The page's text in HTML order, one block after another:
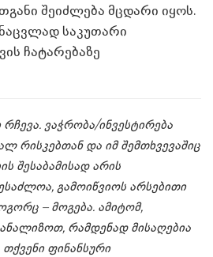
შეიძლება მცდარი იყოს.
საკუთარი
ჩატარებაზე
ვაჭრობა/ინვესტირება
რისკებთან და იმ შემთხვევაშიც
შესაბამისად არის
გამოიწვიოს არსებითი
– მოგება. ამიტომ,
რამდენად მისაღებია
ფინანსური